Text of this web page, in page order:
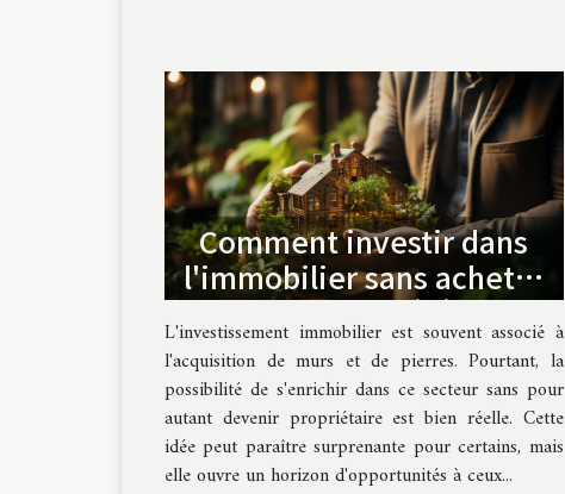
Comment investir dans
l'immobilier sans acheter
de propriété
L'investissement immobilier est souvent associé à
l'acquisition de murs et de pierres. Pourtant, la
possibilité de s'enrichir dans ce secteur sans pour
autant devenir propriétaire est bien réelle. Cette
idée peut paraître surprenante pour certains, mais
elle ouvre un horizon d'opportunités à ceux...